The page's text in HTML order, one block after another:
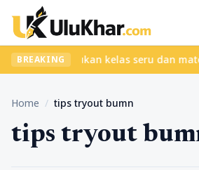
BREAKING
ribet? Temukan kelas seru dan
Home / tips tryout bumn
tips tryout